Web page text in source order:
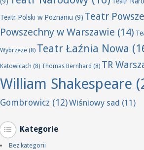
Teatr Polski w Poznaniu (9) Teatr
Powszechny w Warszawie (14)
Wybrzeże (8) Teatr Łaźnia Nowa
Katowicach (8) Thomas Bernhard (8) TR
William Shakespeare
Gombrowicz (12)Wiśniowy sad (11)
Kategorie
Bez kategorii